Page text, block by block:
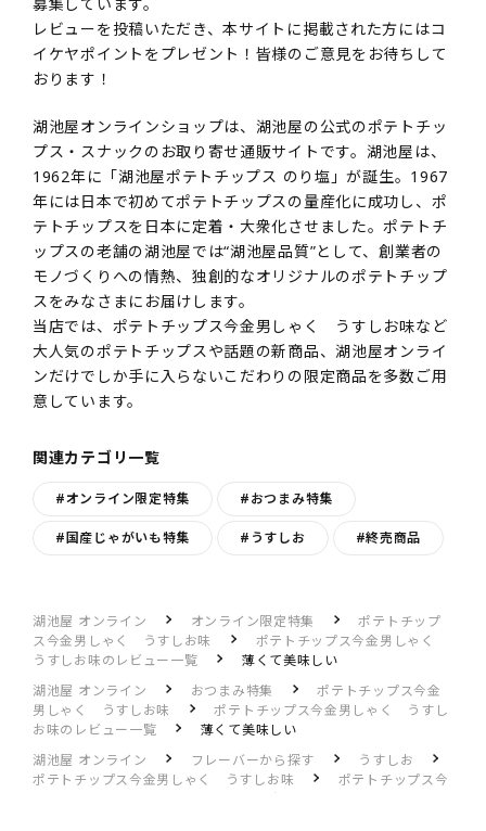
レビューを投稿いただき、本サイトに掲載された方にはコ
イケヤポイントをプレゼント！皆様のご意見をお待ちして
おります！
湖池屋オンラインショップは、湖池屋の公式のポテトチッ
プス・スナックのお取り寄せ通販サイトです。湖池屋は、
1962年に「湖池屋ポテトチップス のり塩」が誕生。1967
年には日本で初めてポテトチップスの量産化に成功し、ポ
テトチップスを日本に定着・大衆化させました。ポテトチ
ップスの老舗の湖池屋では“湖池屋品質”として、創業者の
モノづくりへの情熱、独創的なオリジナルのポテトチップ
スをみなさまにお届けします。
当店では、ポテトチップス今金男しゃく うすしお味など
大人気のポテトチップスや話題の新商品、湖池屋オンライ
ンだけでしか手に入らないこだわりの限定商品を多数ご用
意しています。
関連カテゴリ一覧
#オンライン限定特集 #おつまみ特集
#国産じゃがいも特集 #うすしお #終売商品
湖池屋 オンライン オンライン限定特集
ポテトチップ
ス今金男しゃく うすしお味
ポテトチップス今金男しゃく
うすしお味のレビュー一覧
薄くて美味しい
湖池屋 オンライン
おつまみ特集
ポテトチップス今金
男しゃく うすしお味
ポテトチップス今金男しゃく うすし
お味のレビュー一覧
薄くて美味しい
湖池屋 オンライン
フレーバーから探す
うすしお
ポテトチップス今金男しゃく うすしお味
ポテトチップス今